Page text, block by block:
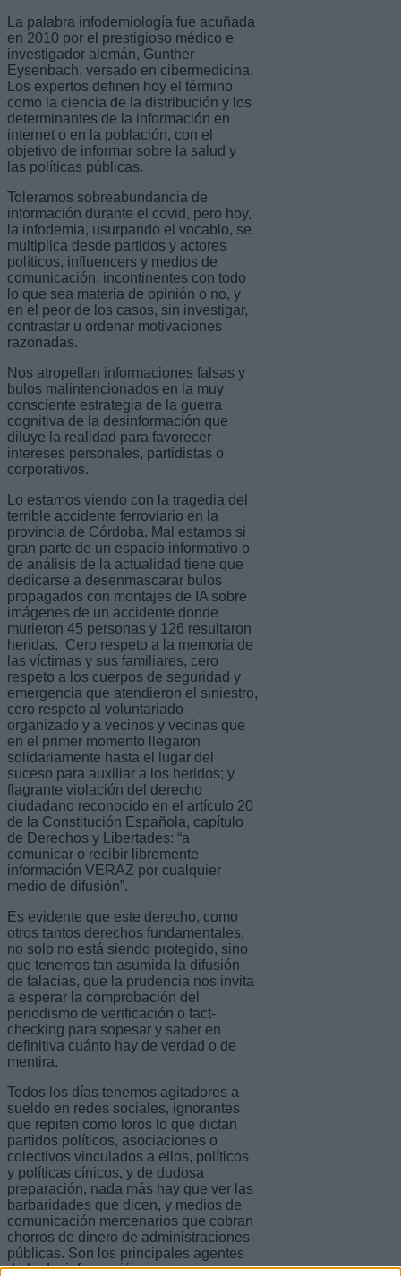
La palabra infodemiología fue acuñada
en 2010 por el prestigioso médico e
investigador alemán, Gunther
Eysenbach, versado en cibermedicina.
Los expertos definen hoy el término
como la ciencia de la distribución y los
determinantes de la información en
internet o en la población, con el
objetivo de informar sobre la salud y
las políticas públicas.
Toleramos sobreabundancia de
información durante el covid, pero hoy,
la infodemia, usurpando el vocablo, se
multiplica desde partidos y actores
políticos, influencers y medios de
comunicación, incontinentes con todo
lo que sea materia de opinión o no, y
en el peor de los casos, sin investigar,
contrastar u ordenar motivaciones
razonadas.
Nos atropellan informaciones falsas y
bulos malintencionados en la muy
consciente estrategia de la guerra
cognitiva de la desinformación que
diluye la realidad para favorecer
intereses personales, partidistas o
corporativos.
Lo estamos viendo con la tragedia del
terrible accidente ferroviario en la
provincia de Córdoba. Mal estamos si
gran parte de un espacio informativo o
de análisis de la actualidad tiene que
dedicarse a desenmascarar bulos
propagados con montajes de IA sobre
imágenes de un accidente donde
murieron 45 personas y 126 resultaron
heridas. Cero respeto a la memoria de
las víctimas y sus familiares, cero
respeto a los cuerpos de seguridad y
emergencia que atendieron el siniestro,
cero respeto al voluntariado
organizado y a vecinos y vecinas que
en el primer momento llegaron
solidariamente hasta el lugar del
suceso para auxiliar a los heridos; y
flagrante violación del derecho
ciudadano reconocido en el artículo 20
de la Constitución Española, capítulo
de Derechos y Libertades: “a
comunicar o recibir libremente
información VERAZ por cualquier
medio de difusión”.
Es evidente que este derecho, como
otros tantos derechos fundamentales,
no solo no está siendo protegido, sino
que tenemos tan asumida la difusión
de falacias, que la prudencia nos invita
a esperar la comprobación del
periodismo de verificación o fact-
checking para sopesar y saber en
definitiva cuánto hay de verdad o de
mentira.
Todos los días tenemos agitadores a
sueldo en redes sociales, ignorantes
que repiten como loros lo que dictan
partidos políticos, asociaciones o
colectivos vinculados a ellos, políticos
y políticas cínicos, y de dudosa
preparación, nada más hay que ver las
barbaridades que dicen, y medios de
comunicación mercenarios que cobran
chorros de dinero de administraciones
públicas. Son los principales agentes
de la desinformación que se pasean